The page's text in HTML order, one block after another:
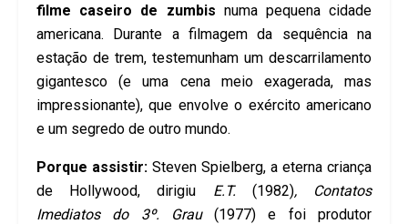
filme caseiro de zumbis numa pequena cidade
americana. Durante a filmagem da sequência na
estação de trem, testemunham um descarrilamento
gigantesco (e uma cena meio exagerada, mas
impressionante), que envolve o exército americano
e um segredo de outro mundo.
Porque assistir: Steven Spielberg, a eterna criança
de Hollywood, dirigiu E.T.(1982), Contatos
Imediatos do 3º. Grau(1977) e foi produtor